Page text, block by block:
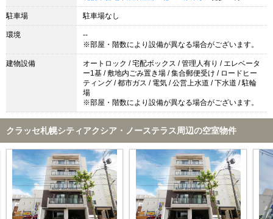
駐車場 駐車場なし
環境
--
※部屋・階数により設備が異なる場合がございます。
建物設備
オートロック / 宅配ボックス / 管理人有り / エレベータ
ー1基 / 敷地内ごみ置き場 / 集合郵便受け / ロードヒー
ティング / 都市ガス / 電気 / 公営上水道 / 下水道 / 駐輪
場
※部屋・階数により設備が異なる場合がございます。
クラッセ札幌シティアクシア・ノーステラス周辺の空室物件